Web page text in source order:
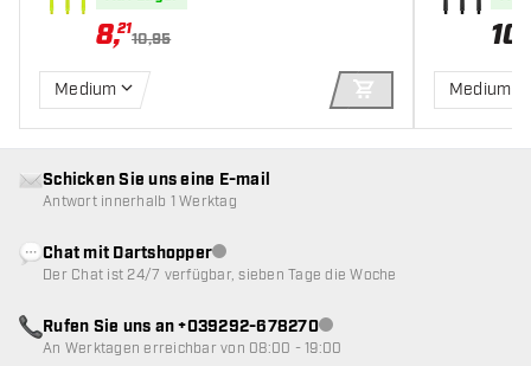
8,21
10,95
Medium
IN DEN
10
Medium
Schicken Sie uns eine E-mail
Antwort innerhalb 1 Werktag
Chat mit DartshopperKundenservice nicht verfügbar
Der Chat ist 24/7 verfügbar, sieben Tage die Woche
Rufen Sie uns an +039292-678270Kundenservice nicht
An Werktagen erreichbar von 08:00 - 19:00